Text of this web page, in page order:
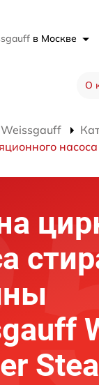
в Москве
О
насоса